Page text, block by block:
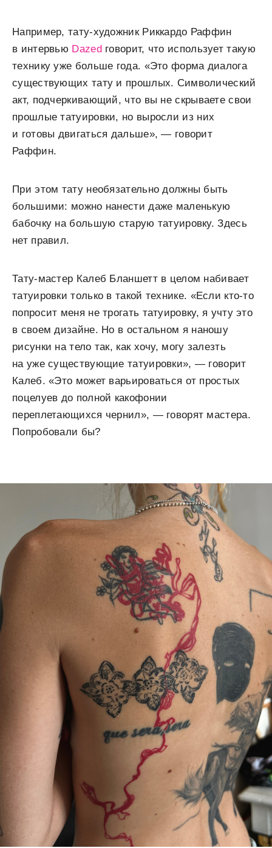
Например, тату-художник Риккардо Раффин
в интервью Dazedговорит, что использует такую
технику уже больше года. «Это форма диалога
существующих тату и прошлых. Символический
акт, подчеркивающий, что вы не скрываете свои
прошлые татуировки, но выросли из них
и готовы двигаться дальше», — говорит
Раффин.
При этом тату необязательно должны быть
большими: можно нанести даже маленькую
бабочку на большую старую татуировку. Здесь
нет правил.
Тату-мастер Калеб Бланшетт в целом набивает
татуировки только в такой технике. «Если кто-то
попросит меня не трогать татуировку, я учту это
в своем дизайне. Но в остальном я наношу
рисунки на тело так, как хочу, могу залезть
на уже существующие татуировки», — говорит
Калеб. «Это может варьироваться от простых
поцелуев до полной какофонии
переплетающихся чернил», — говорят мастера.
Попробовали бы?